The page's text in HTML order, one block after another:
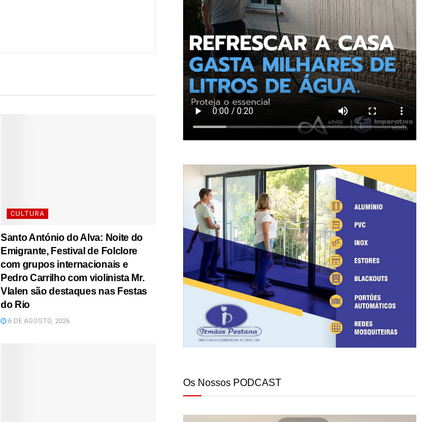
CULTURA
Santo António do Alva: Noite do
Emigrante, Festival de Folclore
com grupos internacionais e
Pedro Carrilho com violinista Mr.
Vlalen são destaques nas Festas
do Rio
6 DE AGOSTO, 2026
Os Nossos PODCAST